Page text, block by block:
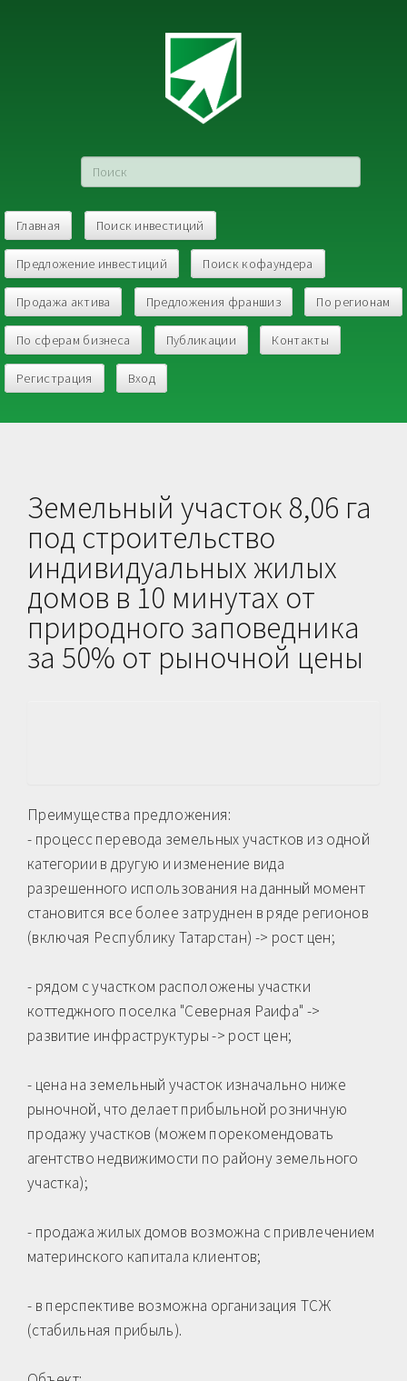
Главная Поиск инвестиций
Предложение инвестиций Поиск кофаундера
Продажа актива Предложения франшиз По регионам
По сферам бизнеса Публикации Контакты
Регистрация Вход
Земельный участок 8,06 га
под строительство
индивидуальных жилых
домов в 10 минутах от
природного заповедника
за 50% от рыночной цены
Преимущества предложения:
- процесс перевода земельных участков из одной
категории в другую и изменение вида
разрешенного использования на данный момент
становится все более затруднен в ряде регионов
(включая Республику Татарстан) -> рост цен;
- рядом с участком расположены участки
коттеджного поселка "Северная Раифа" ->
развитие инфраструктуры -> рост цен;
- цена на земельный участок изначально ниже
рыночной, что делает прибыльной розничную
продажу участков (можем порекомендовать
агентство недвижимости по району земельного
участка);
- продажа жилых домов возможна с привлечением
материнского капитала клиентов;
​- в перспективе возможна организация ТСЖ
(стабильная прибыль).